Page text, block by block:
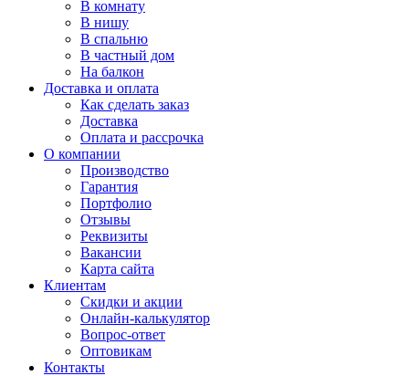
В комнату
В нишу
В спальню
В частный дом
На балкон
Доставка и оплата
Как сделать заказ
Доставка
Оплата и рассрочка
О компании
Производство
Гарантия
Портфолио
Отзывы
Реквизиты
Вакансии
Карта сайта
Клиентам
Скидки и акции
Онлайн-калькулятор
Вопрос-ответ
Оптовикам
Контакты